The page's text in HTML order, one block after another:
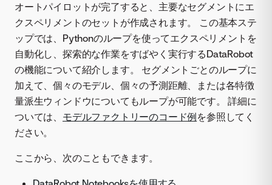
オートパイロットが完了すると、主要なセグメントにエ
クスペリメントのセットが作成されます。 この基本ステ
ップでは、Pythonのループを使ってエクスペリメントを
自動化し、探索的な作業をすばやく実行するDataRobot
の機能について紹介します。 セグメントごとのループに
加えて、個々のモデル、個々の予測距離、または各特徴
量派生ウィンドウについてもループが可能です。 詳細に
ついては、 モデルファクトリーのコード例を参照してく
ださい。
ここから、次のこともできます。